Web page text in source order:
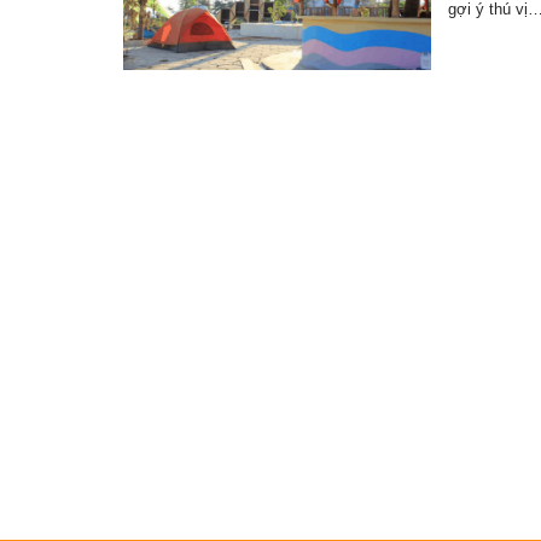
gợi ý thú